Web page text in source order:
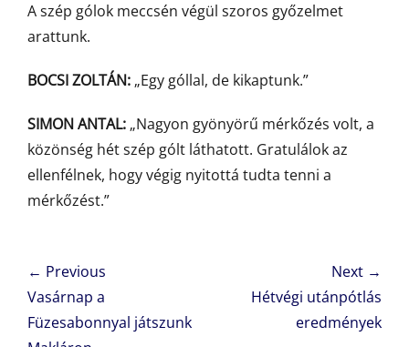
A szép gólok meccsén végül szoros győzelmet
arattunk.
BOCSI ZOLTÁN: „Egy góllal, de kikaptunk.”
SIMON ANTAL: „Nagyon gyönyörű mérkőzés volt, a
közönség hét szép gólt láthatott. Gratulálok az
ellenfélnek, hogy végig nyitottá tudta tenni a
mérkőzést.”
Bejegyzés
navigáció
← Previous
Previous
post:
Vasárnap a
Füzesabonnyal játszunk
Next →
Hétvégi utánpótlás
eredmények